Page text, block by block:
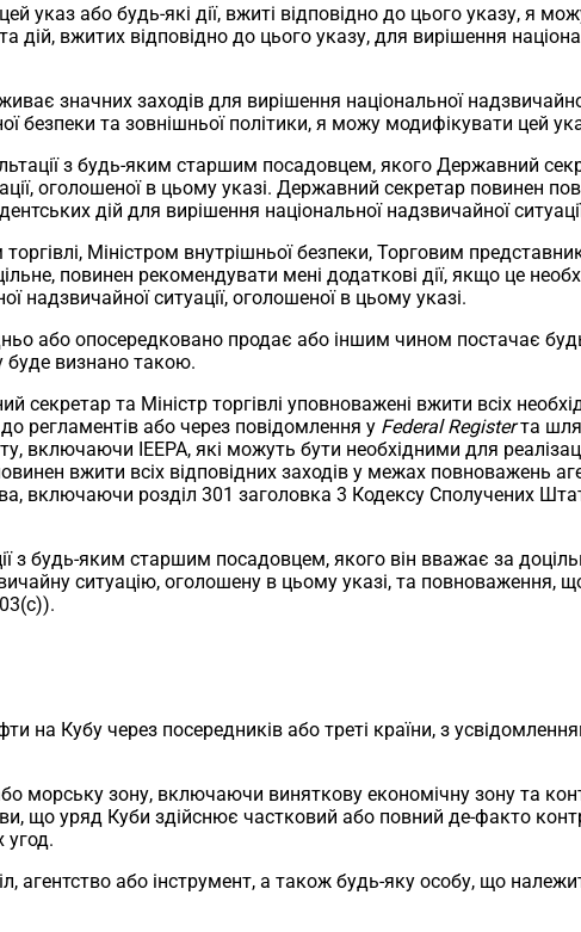
указ або будь-які дії, вжиті відповідно до цього указу, я
вжитих відповідно до цього указу, для вирішення
значних заходів для вирішення національної
безпеки та зовнішньої політики, я можу модифікувати цей
з будь-яким старшим посадовцем, якого Державний
оголошеної в цьому указі. Державний секретар повинен
дій для вирішення національної надзвичайної
Міністром внутрішньої безпеки, Торговим
повинен рекомендувати мені додаткові дії, якщо це
надзвичайної ситуації, оголошеної в цьому указі.
або опосередковано продає або іншим чином постачає
буде визнано такою.
та Міністр торгівлі уповноважені вжити всіх
регламентів або через повідомлення у Federal Registerта
включаючи IEEPA, які можуть бути необхідними для
вжити всіх відповідних заходів у межах повноважень
включаючи розділ 301 заголовка 3 Кодексу Сполучених
з будь-яким старшим посадовцем, якого він вважає за
ситуацію, оголошену в цьому указі, та
на Кубу через посередників або треті країни, з
морську зону, включаючи виняткову економічну зону та
що уряд Куби здійснює частковий або повний де-факто
угод.
агентство або інструмент, а також будь-яку особу, що